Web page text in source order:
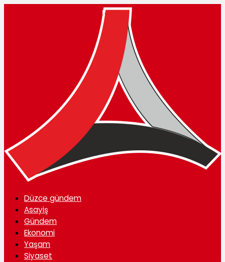
Düzce gündem
Asayiş
Gündem
Ekonomi
Yaşam
Siyaset